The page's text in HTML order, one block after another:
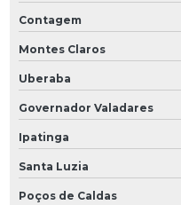
Contagem
Montes Claros
Uberaba
Governador Valadares
Ipatinga
Santa Luzia
Poços de Caldas